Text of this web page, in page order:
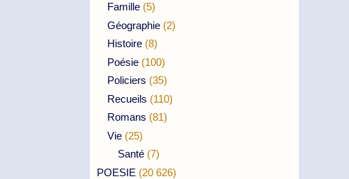
Famille (5)
Géographie (2)
Histoire (8)
Poésie (100)
Policiers (35)
Recueils (110)
Romans (81)
Vie (25)
Santé (7)
POESIE (20 626)